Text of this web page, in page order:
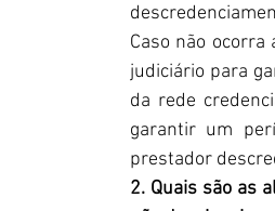
Caso não
judiciário para
da rede
garantir um
prestador
2. Quais são as